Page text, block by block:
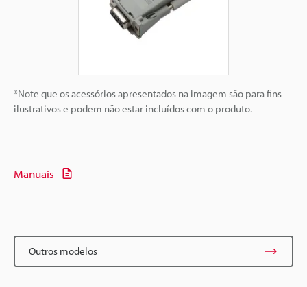
*Note que os acessórios apresentados na imagem são para fins
ilustrativos e podem não estar incluídos com o produto.
Manuais
Outros modelos